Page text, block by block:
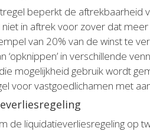
beperkt de aftrekbaarheid
in aftrek voor zover dat
van 20% van de winst te
‘opknippen’ in verschillende
mogelijkheid gebruik wordt
voor vastgoedlichamen met
de liquidatieverliesregeling op